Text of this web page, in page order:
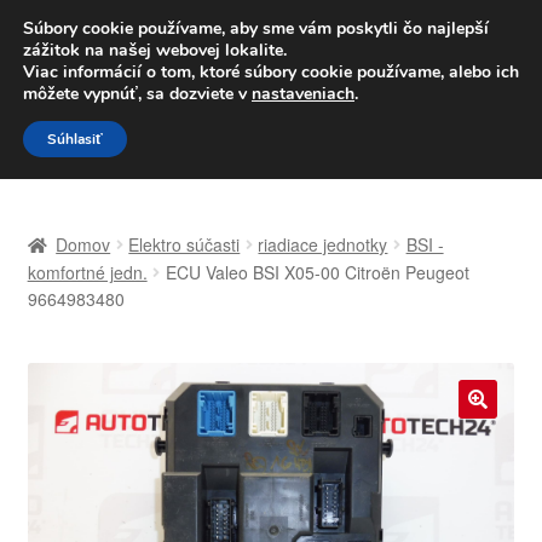
DOPRAVA od 6 EUR
Po–Pi 09:00–16:00 233 221 276
Preskočiť
na
navigáciu
Preskočiť
na
obsah
Celosvetová preprava
Domov Elektro súčasti riadiace jednotky
BSI -
komfortné jedn.
ECU Valeo BSI X05-00 Citroën Peugeot
9664983480
🔍
Súbory cookie používame, aby sme vám poskytli čo najlepší
zážitok na našej webovej lokalite.
Viac informácií o tom, ktoré súbory cookie používame, alebo ich
môžete vypnúť, sa dozviete v nastaveniach.
Súhlasiť